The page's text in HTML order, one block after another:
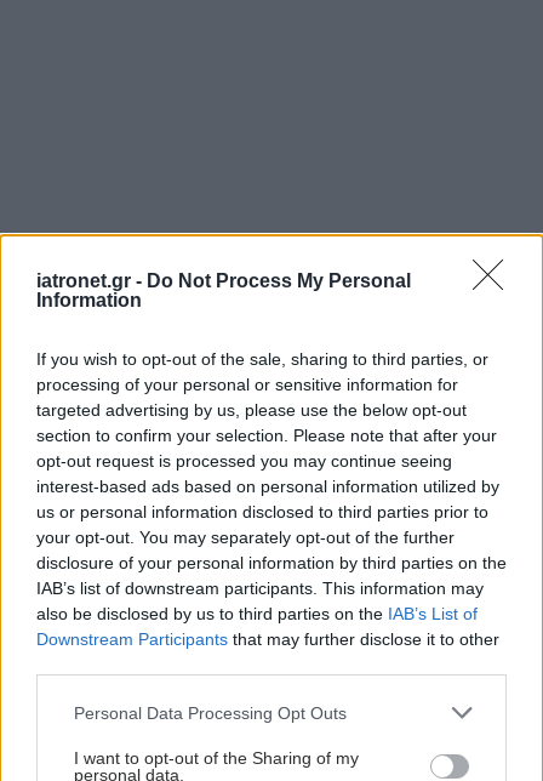
iatronet.gr - Do Not Process My Personal
Information
If you wish to opt-out of the sale, sharing to third parties, or
processing of your personal or sensitive information for
targeted advertising by us, please use the below opt-out
section to confirm your selection. Please note that after your
opt-out request is processed you may continue seeing
interest-based ads based on personal information utilized by
us or personal information disclosed to third parties prior to
your opt-out. You may separately opt-out of the further
disclosure of your personal information by third parties on the
IAB’s list of downstream participants. This information may
also be disclosed by us to third parties on the IAB’s List of
Downstream Participants that may further disclose it to other
Please note that this website/app uses one or more Google
not limited to your visit or usage behaviour. You may click to
Personal Data Processing Opt Outs
I want to opt-out of the Sharing of my
personal data.
ΜΠΕΙΤΕ ΣΤΗ ΣΥΖΗΤΗΣΗ
Loading...